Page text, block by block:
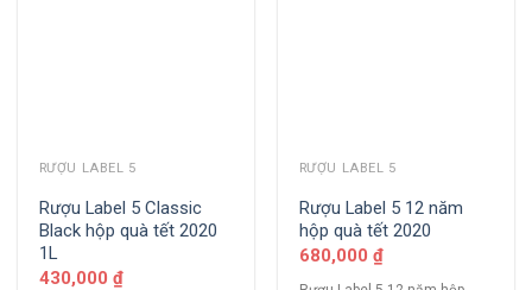
RƯỢU LABEL 5
Rượu Label 5 Classic
Black hộp quà tết 2020
1L
430,000 ₫
RƯỢU LABEL 5
Rượu Label 5 12 năm
hộp quà tết 2020
680,000 ₫